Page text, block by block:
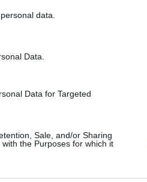
data.
Data.
Data for Targeted
Sale, and/or Sharing
the Purposes for which it
Essa ação não apenas
demonstrando
de movimentos
essa dúvida, a